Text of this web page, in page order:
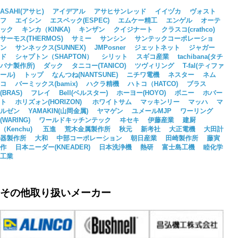
ASAHI(アサヒ) アイデアル アサヒサンレッド イイヅカ
ヴォスト
フ
エイシン エスペック(ESPEC) エムケー精工 エンゲル
オーテ
ック
キンカ（KINKA) キンザン クイジナート
クラスコ(crathco)
サーモス(THERMOS)
サミー サンシン
サンテックコーポレーショ
ン
サンネックス(SUNNEX) JMPosner ジェットネット
ジャガー
ド
シャプトン（SHAPTON） シリット スギコ産業
tachibana(タチ
バナ製作所)
ダック タニコー(TANICO) ツヴィリング
T-fal(ティファ
ール)
トップ なんつね(NANTSUNE) ニチワ電機 ネスター
ネム
コ
バーミックス(bamix) ハクラ精機 ハトコ（HATCO)
ブラス
(BRAS)
フレイ Bell(ベルスター) ホーヨー(HOYO) ボニー
ホバー
ト
ホリズォン(HORIZON) ホワイトサム マッキンリー マッハ
マ
ルゼン
YAMAKIN(山岡金属) ヤマゲン ユメールMJP
ワーリング
(WARING)
ワールドキッチンテック ヰセキ 伊藤産業
建厨
（Kenchu)
五進 荒木金属製作所 秋元 新考社 大正電機
大田計
器製作所
大和 中部コーポレーション 朝日産業 田崎製作所
藤寅
作
日本ニーダー(KNEADER) 日本洗浄機 熱研 富士島工機
睦化学
工業
その他取り扱いメーカー